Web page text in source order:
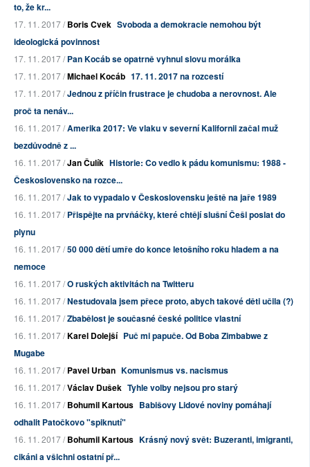
to, že kr...
17. 11. 2017 /Boris Cvek Svoboda a demokracie nemohou být
ideologická povinnost
17. 11. 2017 /Pan Kocáb se opatrně vyhnul slovu morálka
17. 11. 2017 /Michael Kocáb 17. 11. 2017 na rozcestí
17. 11. 2017 /Jednou z příčin frustrace je chudoba a nerovnost. Ale
proč ta nenáv...
16. 11. 2017 /Amerika 2017: Ve vlaku v severní Kalifornii začal muž
bezdůvodně z ...
16. 11. 2017 /Jan Čulík Historie: Co vedlo k pádu komunismu: 1988 -
Československo na rozce...
16. 11. 2017 /Jak to vypadalo v Československu ještě na jaře 1989
16. 11. 2017 /Přispějte na prvňáčky, které chtějí slušní Češi poslat do
plynu
16. 11. 2017 /50 000 dětí umře do konce letošního roku hladem a na
nemoce
16. 11. 2017 /O ruských aktivitách na Twitteru
16. 11. 2017 /Nestudovala jsem přece proto, abych takové děti učila (?)
16. 11. 2017 /Zbabělost je současné české politice vlastní
16. 11. 2017 /Karel Dolejší Puč mi papuče. Od Boba Zimbabwe z
Mugabe
16. 11. 2017 /Pavel Urban Komunismus vs. nacismus
16. 11. 2017 /Václav Dušek Tyhle volby nejsou pro starý
16. 11. 2017 /Bohumil Kartous Babišovy Lidové noviny pomáhají
odhalit Patočkovo "spiknutí"
16. 11. 2017 /Bohumil Kartous Krásný nový svět: Buzeranti, imigranti,
cikáni a všichni ostatní př...